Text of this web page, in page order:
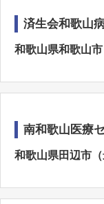
済生会和歌山
和歌山県和歌山
南和歌山医療
和歌山県田辺市